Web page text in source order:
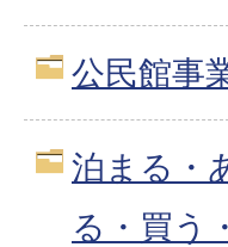
公民館事
泊まる・
る・買う